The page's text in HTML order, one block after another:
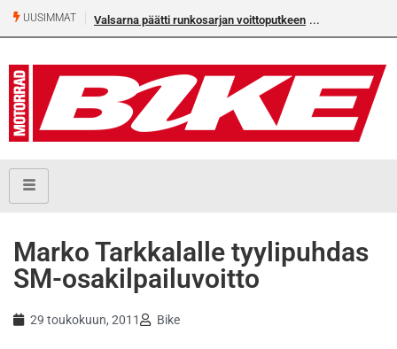
UUSIMMAT Valsarna päätti runkosarjan voittoputkeen
Marko Tarkkalalle tyylipuhdas
SM-osakilpailuvoitto
29 toukokuun, 2011 Bike